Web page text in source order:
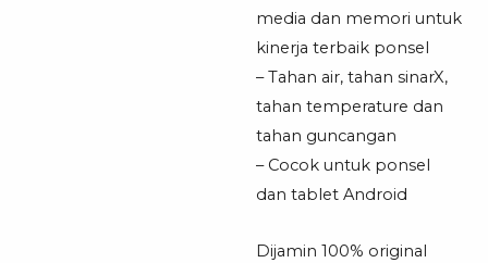
media dan memori untuk
kinerja terbaik ponsel
– Tahan air, tahan sinarX,
tahan temperature dan
tahan guncangan
– Cocok untuk ponsel
dan tablet Android
Dijamin 100% original